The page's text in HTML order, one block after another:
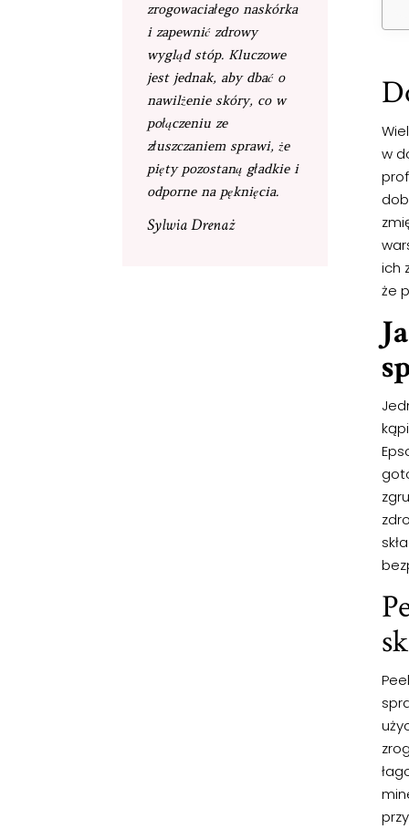
zrogowaciałego naskórka
i zapewnić zdrowy
wygląd stóp. Kluczowe
jest jednak, aby dbać o
nawilżenie skóry, co w
połączeniu ze
złuszczaniem sprawi, że
pięty pozostaną gładkie i
odporne na pęknięcia.
Sylwia Drenaż
w
ich
że